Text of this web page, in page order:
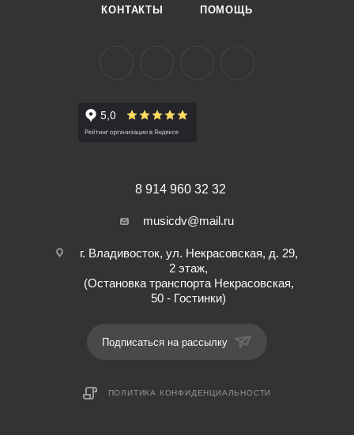
Для 6-струнных акустических и электрогитар.
КОНТАКТЫ ПОМОЩЬ
8 914 960 32 32
musicdv@mail.ru
г. Владивосток, ул. Некрасовская, д. 29,
2 этаж,
(Остановка транспорта Некрасовская,
50 - Гостинки)
Подписаться на рассылку
ПОЛИТИКА КОНФИДЕНЦИАЛЬНОСТИ